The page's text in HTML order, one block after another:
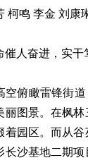
鸣 李金 刘康
奋进，实干
瞰雷锋街道，
丽图景。在枫
着园区。而从
长沙基地二期